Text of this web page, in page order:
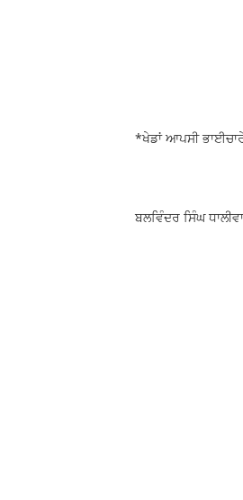
*ਖੇਡਾਂ ਆਪਸੀ
ਬਲਵਿੰਦਰ ਸਿੰਘ